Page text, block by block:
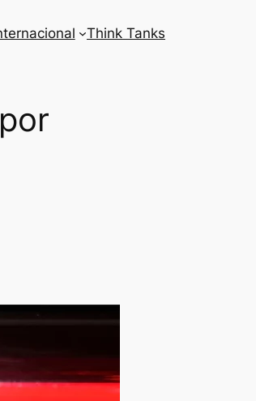
Think Tanks